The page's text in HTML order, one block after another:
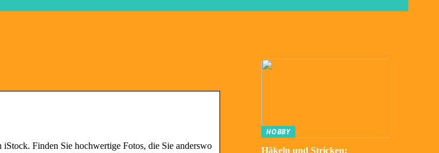
Finden Sie hochwertige Fotos, die Sie anderswo
HOBBY
Häkeln und Stricken: